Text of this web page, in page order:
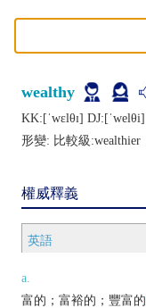
wealthy
KK:[ˈwɛlθɪ] DJ:[ˈwеlθi]
形變: 比較級:wealthier
權威釋義
英語
a.
富的；富裕的；豐富的